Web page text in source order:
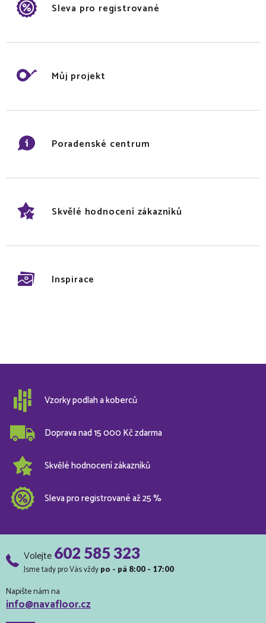
Sleva pro registrované
Můj projekt
Poradenské centrum
Skvělé hodnocení zákazníků
Inspirace
Vzorky podlah a koberců
Doprava nad 15 000 Kč zdarma
Skvělé hodnocení zákazníků
Sleva pro registrované až 25 %
Volejte602 585 323
Jsme tady pro Vás vždy po - pá 8:00 - 17:00
Napište nám na
info@navafloor.cz